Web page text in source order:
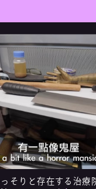
そりと存在する治療